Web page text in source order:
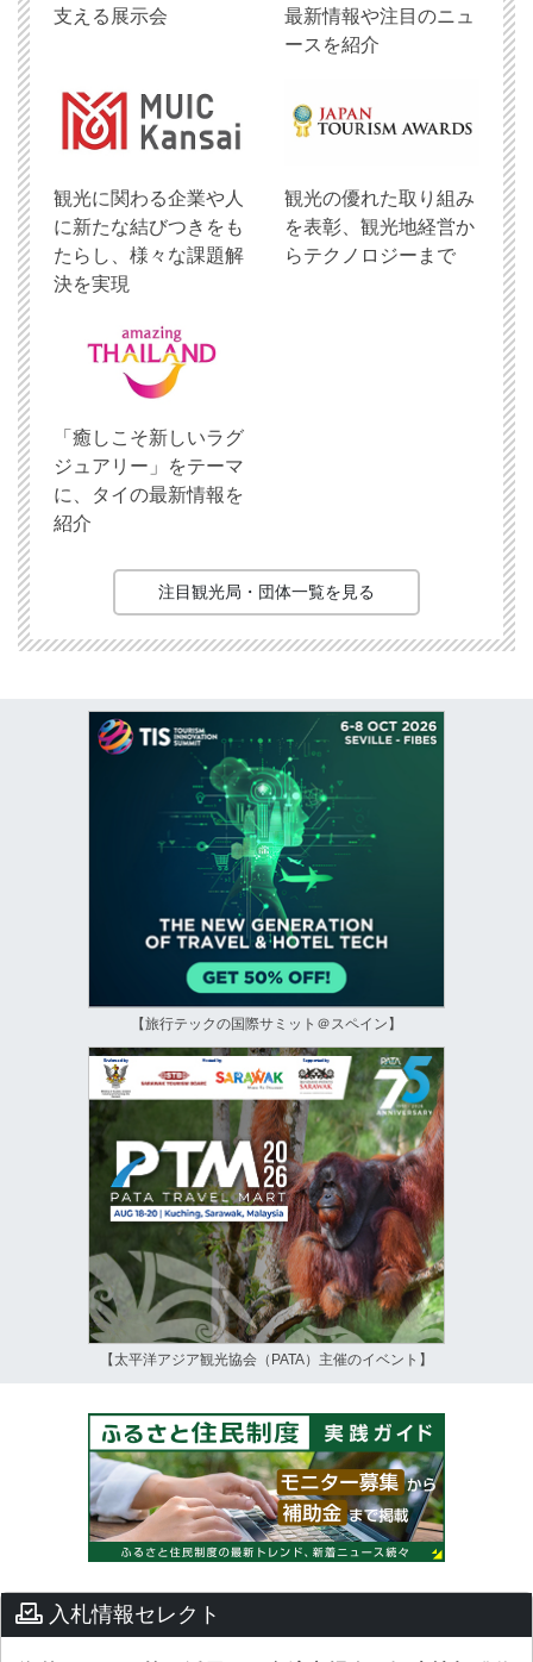
支える展示会
最新情報や注目のニュ
ースを紹介
観光に関わる企業や人
に新たな結びつきをも
たらし、様々な課題解
決を実現
観光の優れた取り組み
を表彰、観光地経営か
らテクノロジーまで
「癒しこそ新しいラグ
ジュアリー」をテーマ
に、タイの最新情報を
紹介
注目観光局・団体一覧を見る
【旅行テックの国際サミット＠スペイン】
【太平洋アジア観光協会（PATA）主催のイベント】
入札情報セレクト